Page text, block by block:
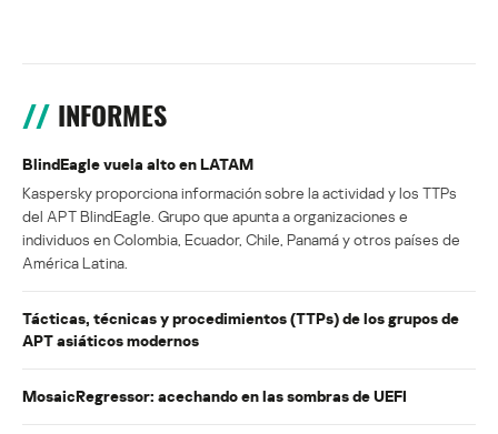
INFORMES
BlindEagle vuela alto en LATAM
Kaspersky proporciona información sobre la actividad y los TTPs
del APT BlindEagle. Grupo que apunta a organizaciones e
individuos en Colombia, Ecuador, Chile, Panamá y otros países de
América Latina.
Tácticas, técnicas y procedimientos (TTPs) de los grupos de
APT asiáticos modernos
MosaicRegressor: acechando en las sombras de UEFI